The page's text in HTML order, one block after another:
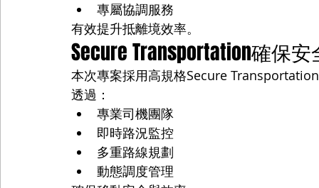
專屬協調服務
有效提升抵離境效率。
Secure Transportation確保
本次專案採用高規格Secure
透過：
專業司機團隊
即時路況監控
多重路線規劃
動態調度管理